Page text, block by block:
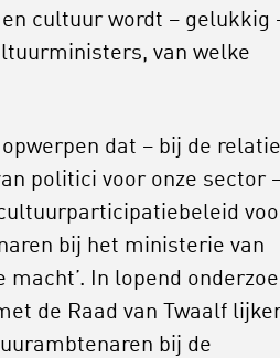
cultuur wordt – gelukkig
van welke
dat – bij de
politici voor onze sector
bij het ministerie van
macht’. In lopend
de Raad van Twaalf
bij de